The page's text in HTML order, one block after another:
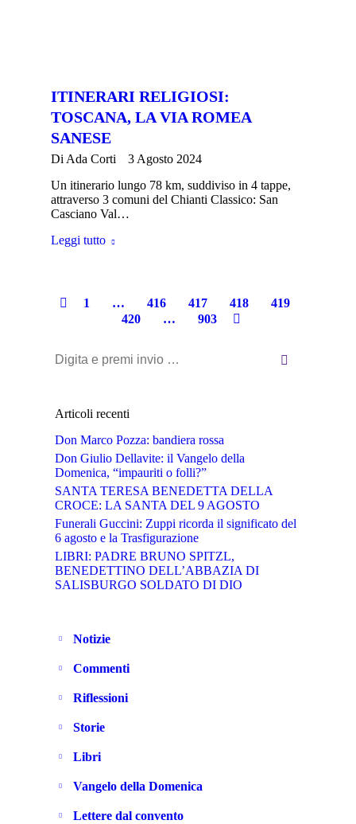
ITINERARI RELIGIOSI:
TOSCANA, LA VIA ROMEA
SANESE
Di Ada Corti
3 Agosto 2024
Un itinerario lungo 78 km, suddiviso in 4 tappe,
attraverso 3 comuni del Chianti Classico: San
Casciano Val…
Leggi tutto
1 … 416 417 418
419
420
… 903
Cerca:
Articoli recenti
Don Marco Pozza: bandiera rossa
Don Giulio Dellavite: il Vangelo della
Domenica, “impauriti o folli?”
SANTA TERESA BENEDETTA DELLA
CROCE: LA SANTA DEL 9 AGOSTO
Funerali Guccini: Zuppi ricorda il significato del
6 agosto e la Trasfigurazione
LIBRI: PADRE BRUNO SPITZL,
BENEDETTINO DELL’ABBAZIA DI
SALISBURGO SOLDATO DI DIO
Notizie
Commenti
Riflessioni
Storie
Libri
Vangelo della Domenica
Lettere dal convento